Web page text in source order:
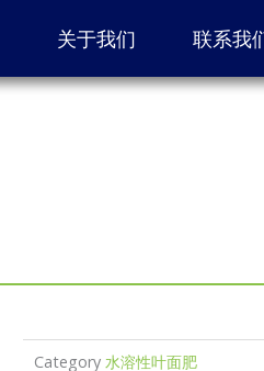
关于我们 联系我
Category 水溶性叶面肥